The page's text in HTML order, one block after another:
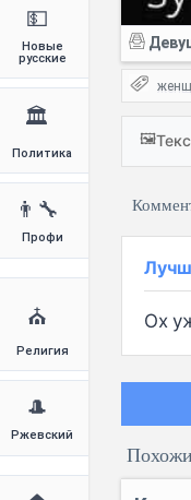
🖼️
Ох
💵
Новые
русские
🏛️
Политика
👨‍🔧
Профи
⛪
Религия
🎩
Ржевский